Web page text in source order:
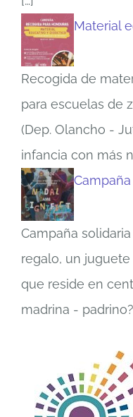
Material
Recogida de
para escuelas de
(Dep. Olancho -
infancia con más
Campaña
regalo, un
que reside en
madrina -